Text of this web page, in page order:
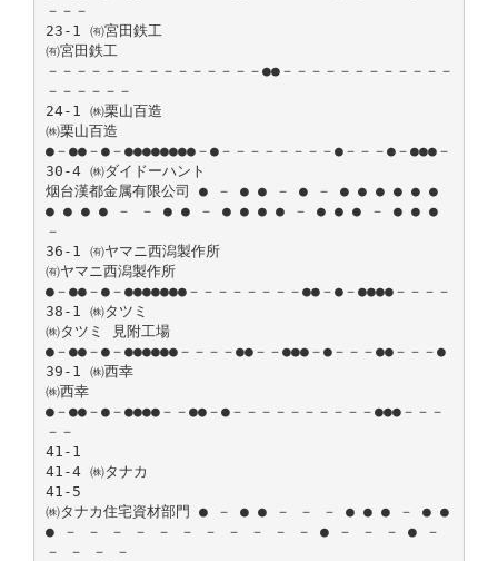
－－－
23-1 ㈲宮田鉄工
㈲宮田鉄工
－－－－－－－－－－－－－－－●●－－－－－－－－－－－－
－－－－－－
24-1 ㈱栗山百造
㈱栗山百造
●－●●－●－●●●●●●●●－●－－－－－－－－●－－－●－●●●－
30-4 ㈱ダイドーハント
烟台漢都金属有限公司 ● － ● ● － ● － ● ● ● ● ● ●
● ● ● ● － － ● ● － ● ● ● ● － ● ● ● － ● ● ●
－
36-1 ㈲ヤマニ西潟製作所
㈲ヤマニ西潟製作所
●－●●－●－●●●●●●●－－－－－－－－●●－●－●●●●－－－－
38-1 ㈱タツミ
㈱タツミ 見附工場
●－●●－●－●●●●●●－－－－●●－－●●●－●－－－●●－－－●
39-1 ㈱西幸
㈱西幸
●－●●－●－●●●●－－●●－●－－－－－－－－－－●●●－－－
－－
41-1
41-4 ㈱タナカ
41-5
㈱タナカ住宅資材部門 ● － ● ● － － － ● ● ● － ● ●
● － － － － － － － － － － － ● － － － ● －
－ － － －